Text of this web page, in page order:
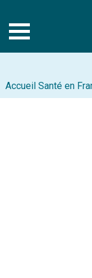
Accueil Santé en